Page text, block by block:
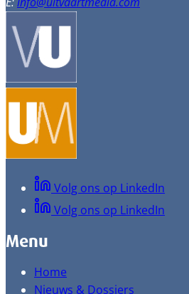
Volg ons op LinkedIn
Volg ons op LinkedIn
Menu
Home
Nieuws & Dossiers